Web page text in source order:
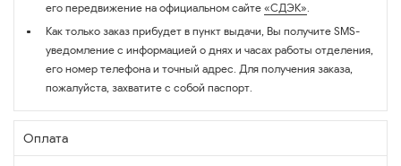
его передвижение на официальном сайте «СДЭК».
Как только заказ прибудет в пункт выдачи, Вы получите SMS-
уведомление с информацией о днях и часах работы отделения,
его номер телефона и точный адрес. Для получения заказа,
пожалуйста, захватите с собой паспорт.
Оплата